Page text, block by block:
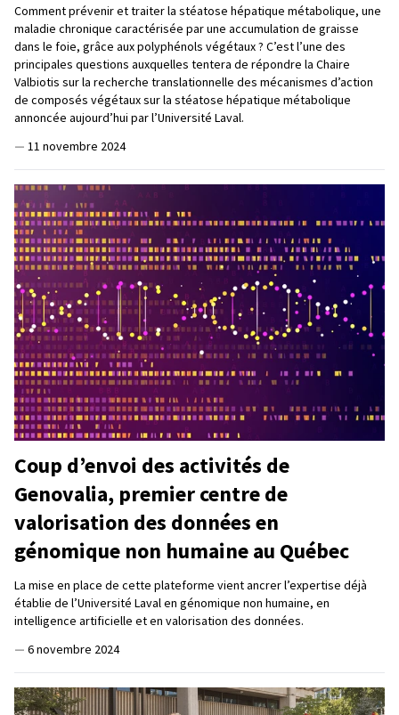
Comment prévenir et traiter la stéatose hépatique métabolique, une
maladie chronique caractérisée par une accumulation de graisse
dans le foie, grâce aux polyphénols végétaux ? C’est l’une des
principales questions auxquelles tentera de répondre la Chaire
Valbiotis sur la recherche translationnelle des mécanismes d’action
de composés végétaux sur la stéatose hépatique métabolique
annoncée aujourd’hui par l’Université Laval.
— 11 novembre 2024
Coup d’envoi des activités de
Genovalia, premier centre de
valorisation des données en
génomique non humaine au Québec
La mise en place de cette plateforme vient ancrer l’expertise déjà
établie de l’Université Laval en génomique non humaine, en
intelligence artificielle et en valorisation des données.
— 6 novembre 2024